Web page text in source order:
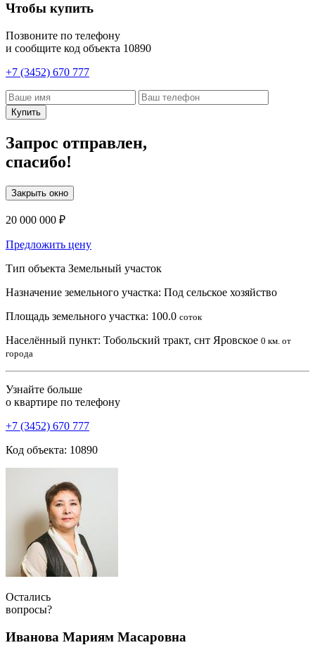
Чтобы купить
Позвоните по телефону
и сообщите код объекта 10890
+7 (3452) 670 777
Купить
Запрос отправлен,
спасибо!
Закрыть окно
20 000 000 ₽
Предложить цену
Тип объекта Земельный участок
Назначение земельного участка: Под сельское хозяйство
Площадь земельного участка: 100.0 соток
Населённый пункт: Тобольский тракт, снт Яровское 0 км. от
города
Узнайте больше
о квартире по телефону
+7 (3452) 670 777
Код объекта: 10890
Остались
вопросы?
Иванова Мариям Масаровна